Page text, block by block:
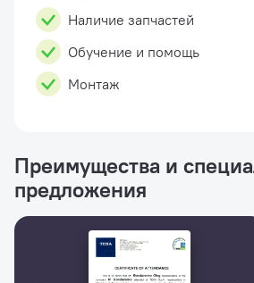
Наличие запчастей
Обучение и помощь
Монтаж
Преимущества и
предложения